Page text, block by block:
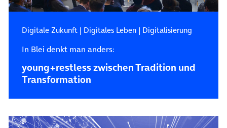
Digitale Zukunft| Digitales Leben| Digitalisierung
In Blei denkt man anders:
young+restless zwischen Tradition und
Transformation